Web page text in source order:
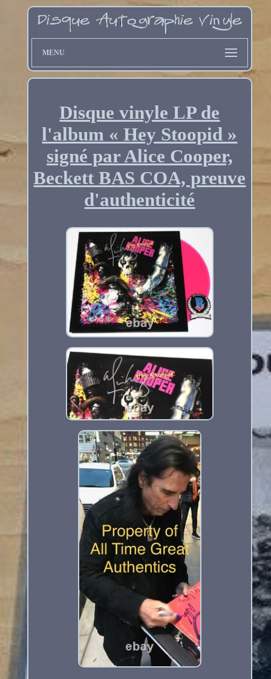
MENU
Disque vinyle LP de
l'album « Hey Stoopid »
signé par Alice Cooper,
Beckett BAS COA, preuve
d'authenticité